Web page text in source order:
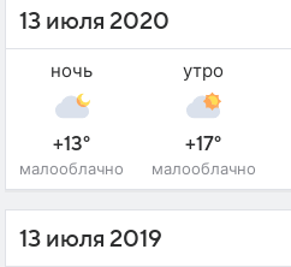
13 июля 2020
ночь
+13°
малооблачно
утро
+17°
малооблачно
13 июля 2019